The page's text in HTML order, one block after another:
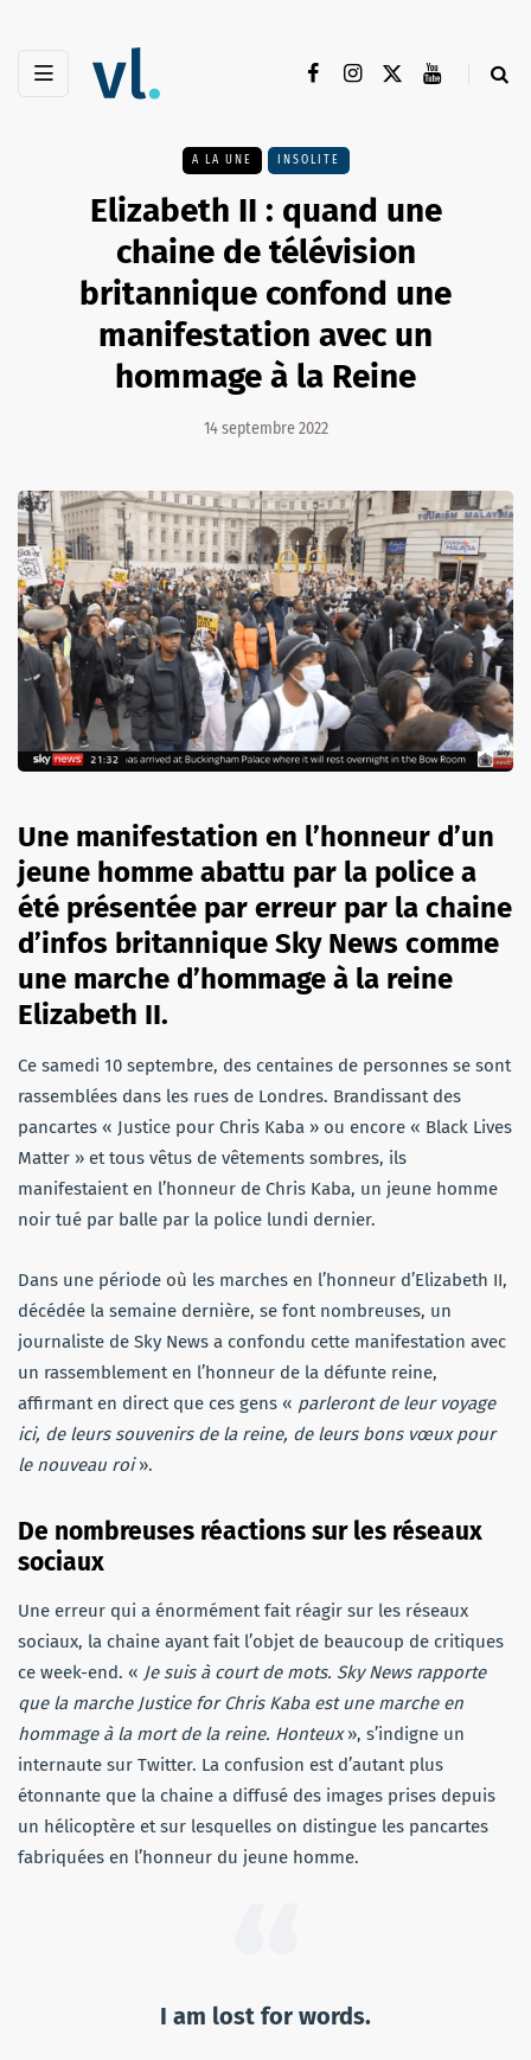
A LA UNE INSOLITE
Elizabeth II : quand une
chaine de télévision
britannique confond une
manifestation avec un
hommage à la Reine
14 septembre 2022
Une manifestation en l’honneur d’un
jeune homme abattu par la police a
été présentée par erreur par la chaine
d’infos britannique Sky News comme
une marche d’hommage à la reine
Elizabeth II.
Ce samedi 10 septembre, des centaines de personnes se sont
rassemblées dans les rues de Londres. Brandissant des
pancartes « Justice pour Chris Kaba » ou encore « Black Lives
Matter » et tous vêtus de vêtements sombres, ils
manifestaient en l’honneur de Chris Kaba, un jeune homme
noir tué par balle par la police lundi dernier.
Dans une période où les marches en l’honneur d’Elizabeth II,
décédée la semaine dernière, se font nombreuses, un
journaliste de Sky News a confondu cette manifestation avec
un rassemblement en l’honneur de la défunte reine,
affirmant en direct que ces gens « parleront de leur voyage
ici, de leurs souvenirs de la reine, de leurs bons vœux pour
le nouveau roi».
De nombreuses réactions sur les réseaux
sociaux
Une erreur qui a énormément fait réagir sur les réseaux
sociaux, la chaine ayant fait l’objet de beaucoup de critiques
ce week-end. « Je suis à court de mots. Sky News rapporte
que la marche Justice for Chris Kaba est une marche en
hommage à la mort de la reine. Honteux», s’indigne un
internaute sur Twitter. La confusion est d’autant plus
étonnante que la chaine a diffusé des images prises depuis
un hélicoptère et sur lesquelles on distingue les pancartes
fabriquées en l’honneur du jeune homme.
I am lost for words.